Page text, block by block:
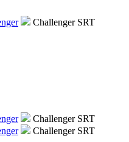
Challenger SRT
Challenger SRT
Challenger SRT